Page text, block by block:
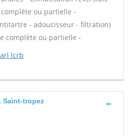
ou partielle -
- adoucisseur - filtration)
complète ou partielle -
lcrb
Saint-tropez